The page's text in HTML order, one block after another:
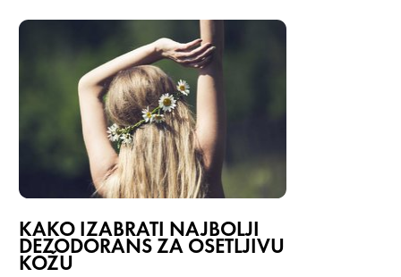
KAKO IZABRATI NAJBOLJI
DEZODORANS ZA OSETLJIVU
KOŽU